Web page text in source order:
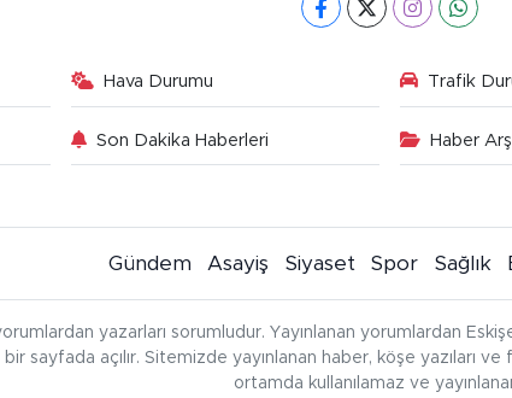
Hava Durumu Trafik
Son Dakika Haberleri Haber
Gündem Asayiş Siyaset Spor Sağlık
yazarları sorumludur. Yayınlanan yorumlardan
sayfada açılır. Sitemizde yayınlanan haber, köşe yazıları
ortamda kullanılamaz ve